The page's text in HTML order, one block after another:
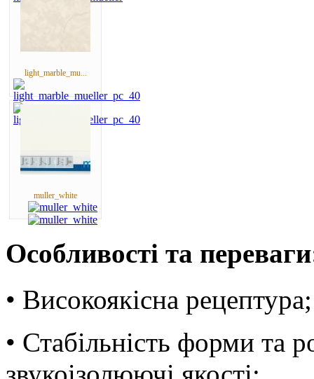
light_marble_mu...
muller_white
Особливості та
• Високоякісна рецептура;
• Стабільність форми та